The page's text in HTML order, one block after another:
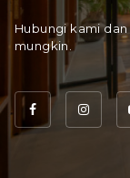
Hubungi kami
mungkin.